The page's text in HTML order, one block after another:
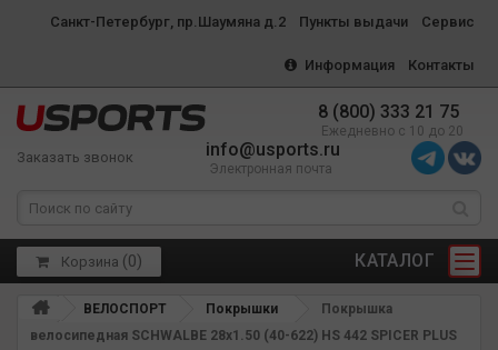
Санкт-Петербург, пр.Шаумяна д.2 Пункты выдачи Сервис
Информация Контакты
8 (800) 333 21 75
Ежедневно с 10 до 20
Заказать звонок info@usports.ru
Электронная почта
КАТАЛОГ
Корзина (0)
ВЕЛОСПОРТ Покрышки
Покрышка
велосипедная SCHWALBE 28x1.50 (40-622) HS 442 SPICER PLUS